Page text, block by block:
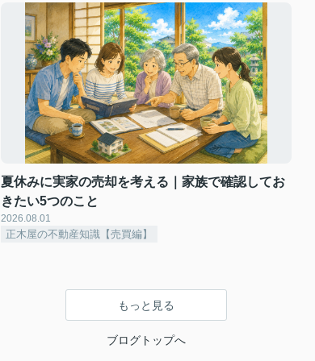
夏休みに実家の売却を考える｜家族で確認してお
きたい5つのこと
2026.08.01
正木屋の不動産知識【売買編】
もっと見る
ブログトップへ